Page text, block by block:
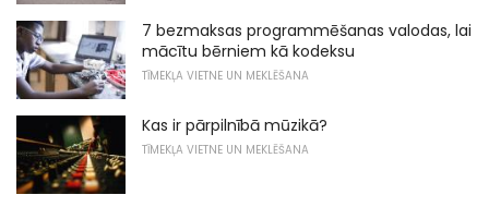
7 bezmaksas programmēšanas valodas, lai
mācītu bērniem kā kodeksu
TĪMEKĻA VIETNE UN MEKLĒŠANA
Kas ir pārpilnībā mūzikā?
TĪMEKĻA VIETNE UN MEKLĒŠANA